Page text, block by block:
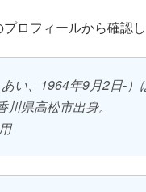
ロフィールから確認し
い、1964年9月2日-）
県高松市出身。